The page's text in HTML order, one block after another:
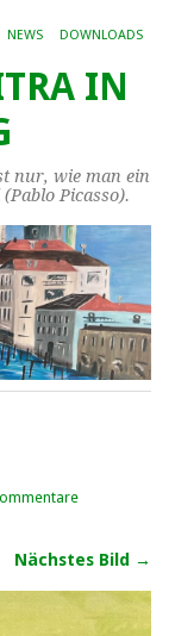
NEWS DOWNLOADS
IN
nur, wie man ein
Picasso).
Nächstes Bild →